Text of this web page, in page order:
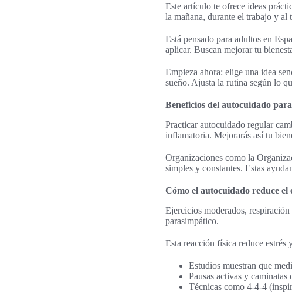
Este artículo te ofrece ideas
la mañana, durante el trabajo y al
Está pensado para adultos en
aplicar. Buscan mejorar tu
Empieza ahora: elige una idea
sueño. Ajusta la rutina según lo
Beneficios del autocuidado
Practicar autocuidado regular
inflamatoria. Mejorarás así tu
Organizaciones como la
simples y constantes. Estas
Cómo el autocuidado reduce el
Ejercicios moderados,
parasimpático.
Esta reacción física reduce estrés
Estudios muestran que
Pausas activas y
Técnicas como 4-4-4